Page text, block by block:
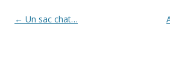
Navigation
← Un sac chat…